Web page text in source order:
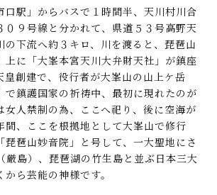
駅」からバスで１時間半、天川村川合
０９号線と分かれて、県道５３号高野天
の下流へ約３キロ、川を渡ると、琵琶山
上に「大峯本宮天川大弁財天社」が鎮座
皇創建で、役行者が大峯山の山上ケ岳
で鎮護国家の祈祷中、最初に現れたのが
女人禁制の為、ここへ祀り、後に空海が
間、ここを根拠地として大峯山で修行
琵琶山妙音院」と号して、一大聖地にさ
厳島）、琵琶湖の竹生島と並ぶ日本三大
ら芸能の神様です。